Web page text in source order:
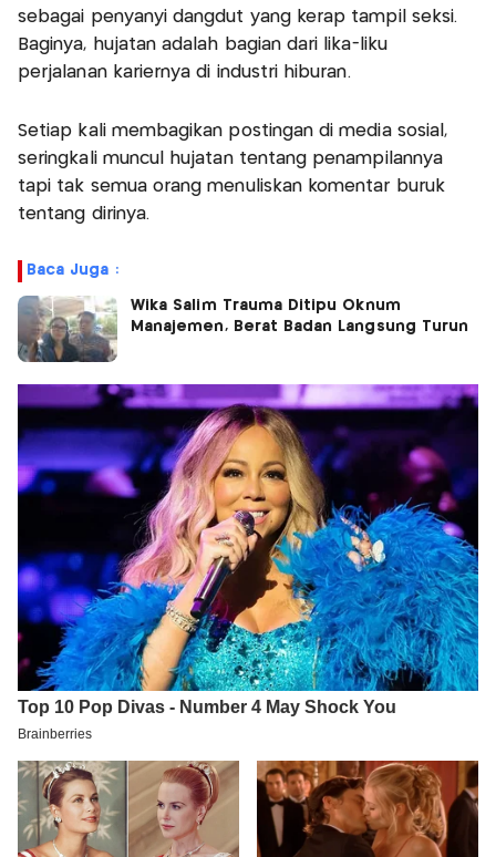
sebagai penyanyi dangdut yang kerap tampil seksi.
Baginya, hujatan adalah bagian dari lika-liku
perjalanan kariernya di industri hiburan.
Setiap kali membagikan postingan di media sosial,
seringkali muncul hujatan tentang penampilannya
tapi tak semua orang menuliskan komentar buruk
tentang dirinya.
Baca Juga :
Wika Salim Trauma Ditipu Oknum
Manajemen, Berat Badan Langsung Turun